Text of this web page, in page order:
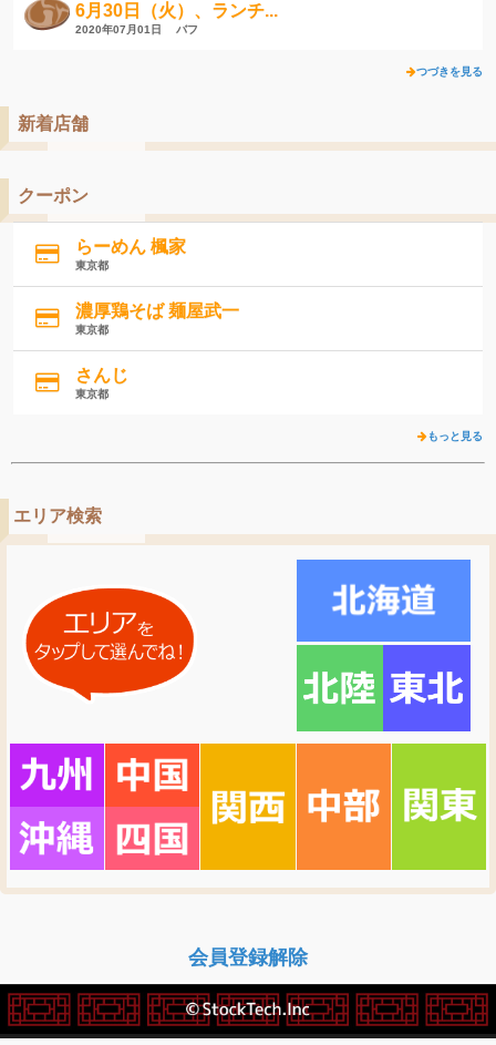
6月30日（火）、ランチ...
2020年07月01日 バフ
つづきを見る
新着店舗
クーポン
らーめん 楓家
東京都
濃厚鶏そば 麺屋武一
東京都
さんじ
東京都
もっと見る
エリア検索
会員登録解除